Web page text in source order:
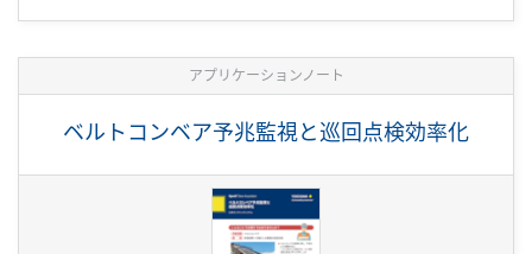
アプリケーションノート
ベルトコンベア予兆監視と巡回点検効率化